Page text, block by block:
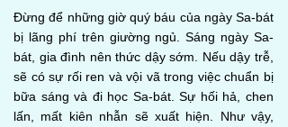
Đừng để những giờ quý báu của ngày Sa-bát
bị lãng phí trên giường ngủ. Sáng ngày Sa-
bát, gia đình nên thức dậy sớm. Nếu dậy trễ,
sẽ có sự rối ren và vội vã trong việc chuẩn bị
bữa sáng và đi học Sa-bát. Sự hối hả, chen
lấn, mất kiên nhẫn sẽ xuất hiện. Như vậy,